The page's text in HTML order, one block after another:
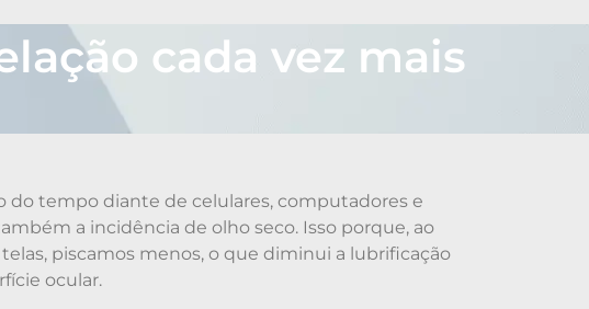
cada vez mais
do tempo diante de celulares, computadores e
a incidência de olho seco. Isso porque, ao
piscamos menos, o que diminui a lubrificação
ocular.